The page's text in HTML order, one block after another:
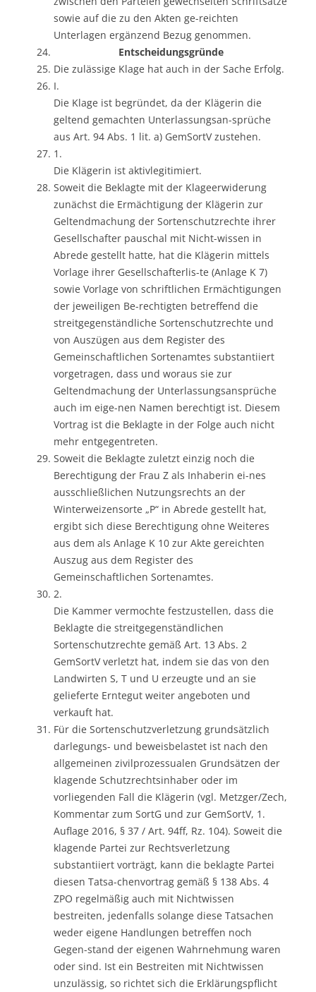
sowie auf die zu den Akten ge-reichten
Unterlagen ergänzend Bezug genommen.
Entscheidungsgründe
Die zulässige Klage hat auch in der Sache Erfolg.
I.
Die Klage ist begründet, da der Klägerin die
geltend gemachten Unterlassungsan-sprüche
aus Art. 94 Abs. 1 lit. a) GemSortV zustehen.
1.
Die Klägerin ist aktivlegitimiert.
Soweit die Beklagte mit der Klageerwiderung
zunächst die Ermächtigung der Klägerin zur
Geltendmachung der Sortenschutzrechte ihrer
Gesellschafter pauschal mit Nicht-wissen in
Abrede gestellt hatte, hat die Klägerin mittels
Vorlage ihrer Gesellschafterlis-te (Anlage K 7)
sowie Vorlage von schriftlichen Ermächtigungen
der jeweiligen Be-rechtigten betreffend die
streitgegenständliche Sortenschutzrechte und
von Auszügen aus dem Register des
Gemeinschaftlichen Sortenamtes substantiiert
vorgetragen, dass und woraus sie zur
Geltendmachung der Unterlassungsansprüche
auch im eige-nen Namen berechtigt ist. Diesem
Vortrag ist die Beklagte in der Folge auch nicht
mehr entgegentreten.
Soweit die Beklagte zuletzt einzig noch die
Berechtigung der Frau Z als Inhaberin ei-nes
ausschließlichen Nutzungsrechts an der
Winterweizensorte „P“ in Abrede gestellt hat,
ergibt sich diese Berechtigung ohne Weiteres
aus dem als Anlage K 10 zur Akte gereichten
Auszug aus dem Register des
Gemeinschaftlichen Sortenamtes.
2.
Die Kammer vermochte festzustellen, dass die
Beklagte die streitgegenständlichen
Sortenschutzrechte gemäß Art. 13 Abs. 2
GemSortV verletzt hat, indem sie das von den
Landwirten S, T und U erzeugte und an sie
gelieferte Erntegut weiter angeboten und
verkauft hat.
Für die Sortenschutzverletzung grundsätzlich
darlegungs- und beweisbelastet ist nach den
allgemeinen zivilprozessualen Grundsätzen der
klagende Schutzrechtsinhaber oder im
vorliegenden Fall die Klägerin (vgl. Metzger/Zech,
Kommentar zum SortG und zur GemSortV, 1.
Auflage 2016, § 37 / Art. 94ff, Rz. 104). Soweit die
klagende Partei zur Rechtsverletzung
substantiiert vorträgt, kann die beklagte Partei
diesen Tatsa-chenvortrag gemäß § 138 Abs. 4
ZPO regelmäßig auch mit Nichtwissen
bestreiten, jedenfalls solange diese Tatsachen
weder eigene Handlungen betreffen noch
Gegen-stand der eigenen Wahrnehmung waren
oder sind. Ist ein Bestreiten mit Nichtwissen
unzulässig, so richtet sich die Erklärungspflicht